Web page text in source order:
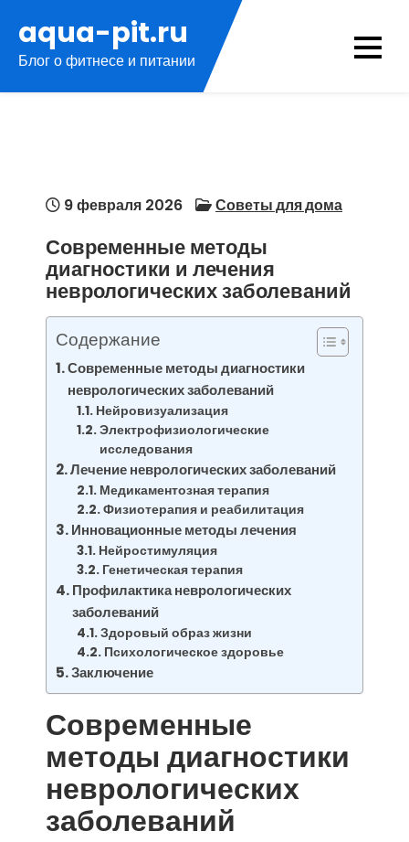
содержимому
aqua-pit.ru
Блог о фитнесе и питании
9 февраля 2026 Советы для дома
Современные методы
диагностики и лечения
неврологических заболеваний
Содержание
Современные методы диагностики
неврологических заболеваний
Нейровизуализация
Электрофизиологические
исследования
Лечение неврологических заболеваний
Медикаментозная терапия
Физиотерапия и реабилитация
Инновационные методы лечения
Нейростимуляция
Генетическая терапия
Профилактика неврологических
заболеваний
Здоровый образ жизни
Психологическое здоровье
Заключение
Современные
методы диагностики
неврологических
заболеваний